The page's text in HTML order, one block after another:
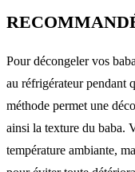
Pour décongeler vos
au réfrigérateur pendant
méthode permet une
ainsi la texture du baba.
température ambiante,